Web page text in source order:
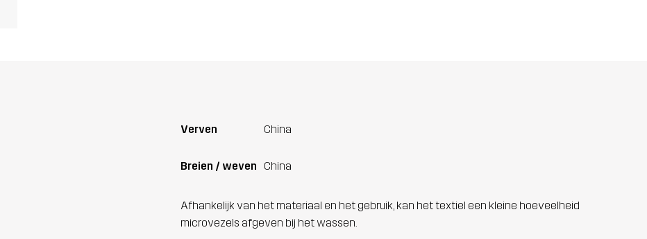
Verven China
Breien / weven China
Afhankelijk van het materiaal en het gebruik, kan het textiel een kleine hoeveelheid
microvezels afgeven bij het wassen.